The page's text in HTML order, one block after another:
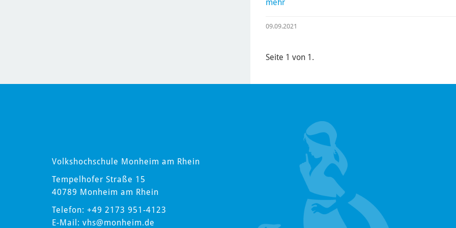
mehr
09.09.2021
Seite 1 von 1.
Volkshochschule Monheim am Rhein
Tempelhofer Straße 15
40789 Monheim am Rhein
Telefon: +49 2173 951-4123
E-Mail: vhs@monheim.de